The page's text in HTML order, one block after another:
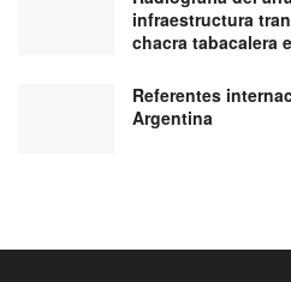
infraestructura
chacra tabacalera
Referentes
Argentina